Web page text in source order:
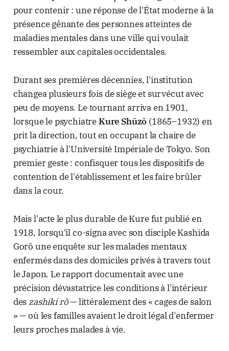
pour contenir : une réponse de l'État moderne à la
présence gênante des personnes atteintes de
maladies mentales dans une ville qui voulait
ressembler aux capitales occidentales.
Durant ses premières décennies, l'institution
changea plusieurs fois de siège et survécut avec
peu de moyens. Le tournant arriva en 1901,
lorsque le psychiatreKure Shūzō (1865–1932) en
prit la direction, tout en occupant la chaire de
psychiatrie à l'Université Impériale de Tokyo. Son
premier geste : confisquer tous les dispositifs de
contention de l'établissement et les faire brûler
dans la cour.
Mais l'acte le plus durable de Kure fut publié en
1918, lorsqu'il co-signa avec son disciple Kashida
Gorō une enquête sur les malades mentaux
enfermés dans des domiciles privés à travers tout
le Japon. Le rapport documentait avec une
précision dévastatrice les conditions à l'intérieur
des zashiki rō— littéralement des « cages de salon
» — où les familles avaient le droit légal d'enfermer
leurs proches malades à vie.